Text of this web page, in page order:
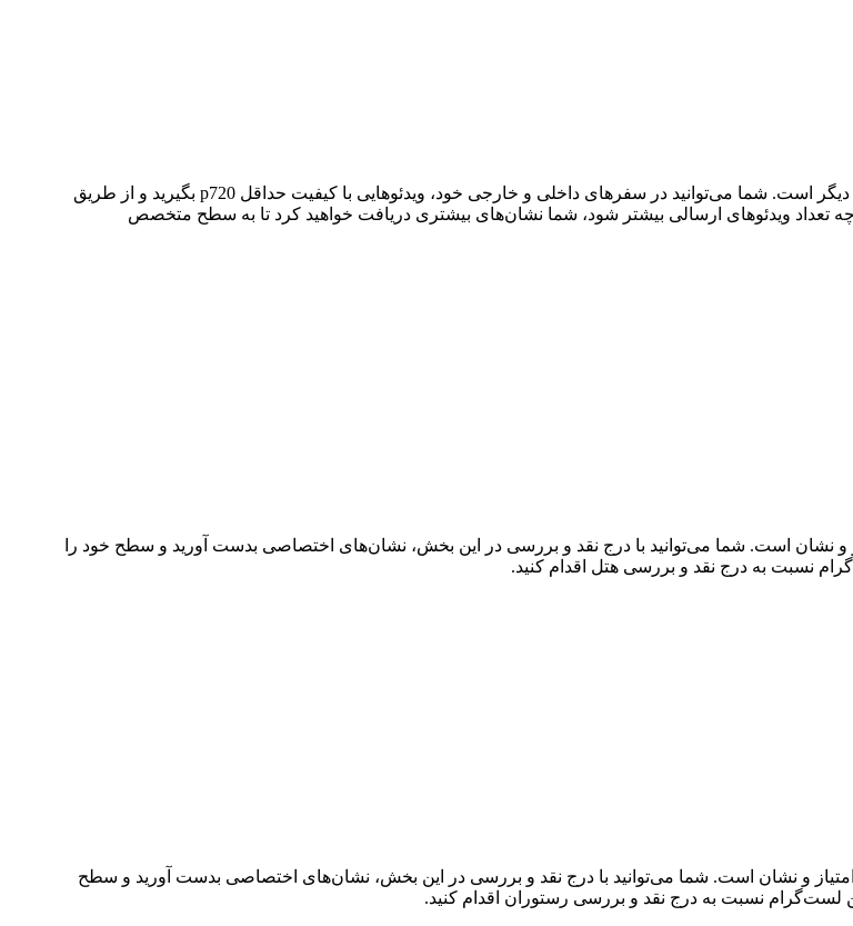
درج ویدئوهای مرتبط با سفر و تفریح در سایت، یکی از فعالیت‌های مهم و امتیاز آور دیگر است. شما می‌توانید در سفرهای داخلی و خارجی خود، ویدئوهایی با کیفیت حداقل p720 بگیرید و از طریق
تعداد ویدئوهای ارسالی بیشتر شود، شما نشان‌های بیشتری دریافت خواهید کرد تا به سطح متخصص
و نشان است. شما می‌توانید با درج نقد و بررسی در این بخش، نشان‌های اختصاصی بدست آورید و سطح خود را
نسبت به درج نقد و بررسی هتل اقدام کنید.
و نشان است. شما می‌توانید با درج نقد و بررسی در این بخش، نشان‌های اختصاصی بدست آورید و سطح
لست‌گرام نسبت به درج نقد و بررسی رستوران اقدام کنید.